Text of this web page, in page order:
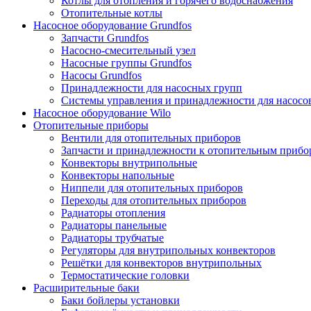
Отопительные котлы
Насосное оборудование Grundfos
Запчасти Grundfos
Насосно-смесительный узел
Насосные группы Grundfos
Насосы Grundfos
Принадлежности для насосных групп
Системы управления и принадлежности для
Насосное оборудование Wilo
Отопительные приборы
Вентили для отопительных приборов
Запчасти и принадлежности к отопительным
Конвекторы внутрипольные
Конвекторы напольные
Ниппели для отопительных приборов
Переходы для отопительных приборов
Радиаторы отопления
Радиаторы панельные
Радиаторы трубчатые
Регуляторы для внутрипольных конвекторов
Решётки для конвекторов внутрипольных
Термостатические головки
Расширительные баки
Баки бойлеры установки